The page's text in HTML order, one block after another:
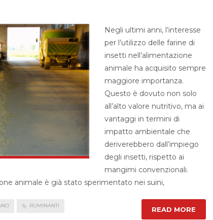
Negli ultimi anni, l’interesse
per l’utilizzo delle farine di
insetti nell’alimentazione
animale ha acquisito sempre
maggiore importanza.
Questo è dovuto non solo
all’alto valore nutritivo, ma ai
vantaggi in termini di
impatto ambientale che
deriverebbero dall’impiego
degli insetti, rispetto ai
mangimi convenzionali.
animale è già stato sperimentato nei suini,
RUMINANTI READ MORE